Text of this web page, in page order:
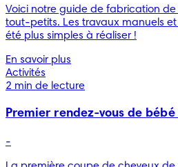
Voici notre guide de fabrication
tout-petits. Les travaux manuels et
été plus simples à réaliser !
En savoir plus
Activités
2 min de lecture
Premier rendez-vous de
-